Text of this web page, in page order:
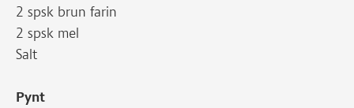
2 spsk brun farin
2 spsk mel
Salt
Pynt